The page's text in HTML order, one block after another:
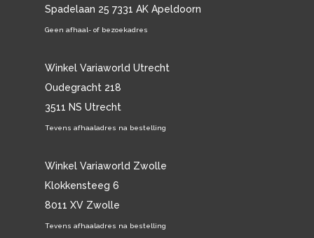
Spadelaan 25 7331 AK Apeldoorn
Geen afhaal- of bezoekadres
Winkel Variaworld Utrecht
Oudegracht 218
3511 NS Utrecht
Tevens afhaaladres na bestelling
Winkel Variaworld Zwolle
Klokkensteeg 6
8011 XV Zwolle
Tevens afhaaladres na bestelling